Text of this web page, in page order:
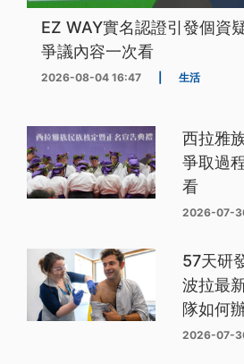
EZ WAY實名認證引發個資
爭議內容一次看
2026-08-04 16:47 生活
西拉雅
爭取過
看
2026-07-
57天研
波拉最
隊如何
2026-07-